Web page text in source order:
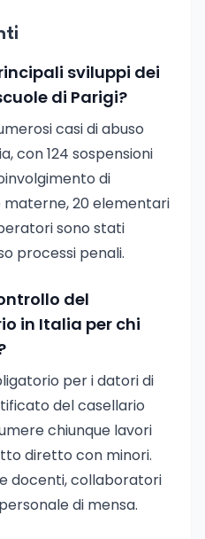
sviluppi dei
di Parigi?
casi di abuso
con 124 sospensioni
di
materne, 20 elementari
sono stati
processi penali.
del
in Italia per chi
per i datori di
del casellario
chiunque lavori
diretto con minori.
docenti, collaboratori
di mensa.